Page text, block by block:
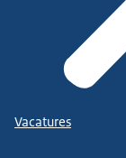
Vacatures